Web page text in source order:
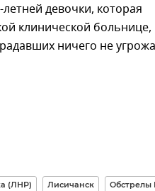
девочки, которая
клинической больнице,
ничего не
(ЛНР) Лисичанск Обстрелы